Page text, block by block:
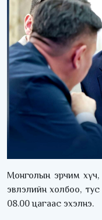
Монголын эрчим хүч,
эвлэлийн холбоо,
08.00 цагаас эхэлнэ.